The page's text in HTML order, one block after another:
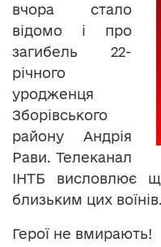
вчора стало
відомо і про
загибель 22-
річного
уродженця
Зборівського
району Андрія
Рави. Телеканал
ІНТБ висловлює
близьким цих воїнів.
Герої не вмирають!